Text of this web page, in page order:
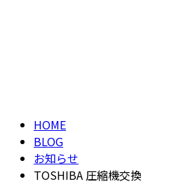
HOME
BLOG
お知らせ
TOSHIBA 圧縮機交換